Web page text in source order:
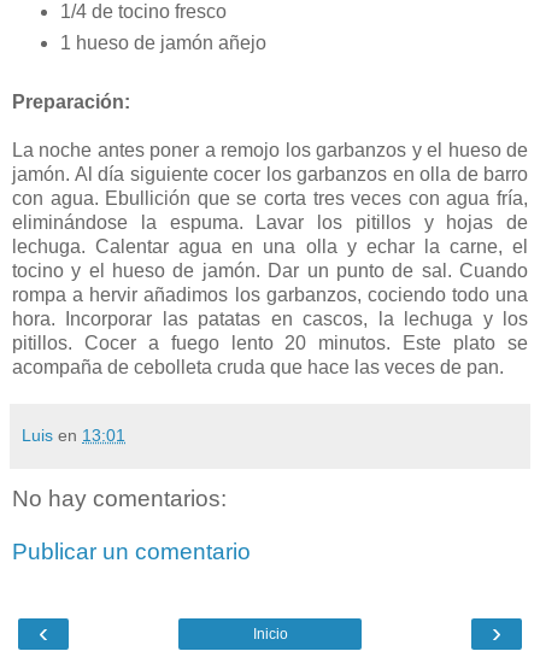
1/4 de tocino fresco
1 hueso de jamón añejo
Preparación:
La noche antes poner a remojo los garbanzos y el hueso de
jamón. Al día siguiente cocer los garbanzos en olla de barro
con agua. Ebullición que se corta tres veces con agua fría,
eliminándose la espuma. Lavar los pitillos y hojas de
lechuga. Calentar agua en una olla y echar la carne, el
tocino y el hueso de jamón. Dar un punto de sal. Cuando
rompa a hervir añadimos los garbanzos, cociendo todo una
hora. Incorporar las patatas en cascos, la lechuga y los
pitillos. Cocer a fuego lento 20 minutos. Este plato se
acompaña de cebolleta cruda que hace las veces de pan.
Luis en 13:01
No hay comentarios:
Publicar un comentario
‹ ›
Inicio